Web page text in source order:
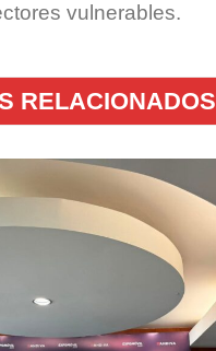
vulnerables.
RELACIONADOS